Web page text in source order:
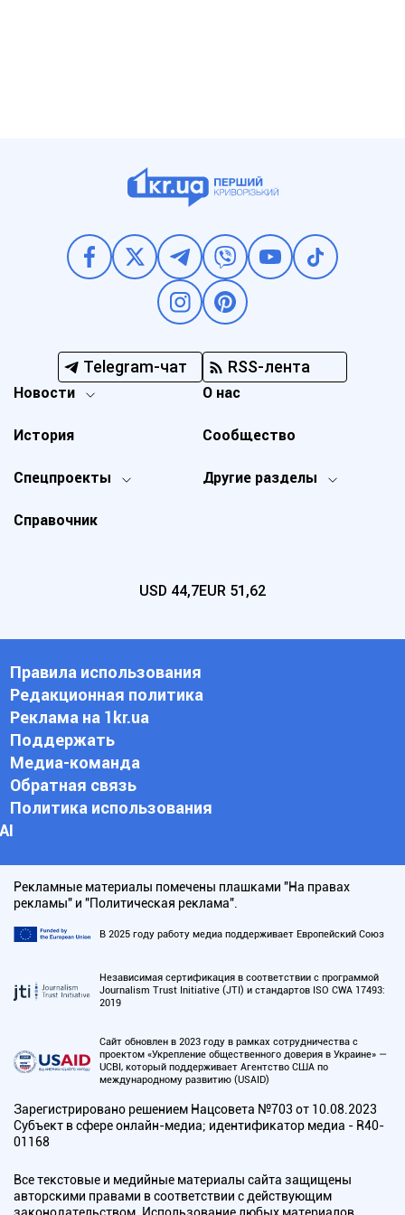
Telegram-чат RSS-лента
Новости
Спецпроекты Другие разделы
История
О нас
Справочник
Сообщество
USD 44,7EUR 51,62
Правила использования
Редакционная политика
Реклама на 1kr.ua
Поддержать
Медиа-команда
Обратная связь
Политика использования
АI
Рекламные материалы помечены плашками "На правах
рекламы" и "Политическая реклама".
В 2025 году работу медиа поддерживает Европейский Союз
Независимая сертификация в соответствии с программой
Journalism Trust Initiative (JTI) и стандартов ISO CWA 17493:
2019
Сайт обновлен в 2023 году в рамках сотрудничества с
проектом «Укрепление общественного доверия в Украине» —
UCBI, который поддерживает Агентство США по
международному развитию (USAID)
Зарегистрировано решением Нацсовета №703 от 10.08.2023
Субъект в сфере онлайн-медиа; идентификатор медиа - R40-
01168
Все текстовые и медийные материалы сайта защищены
авторскими правами в соответствии с действующим